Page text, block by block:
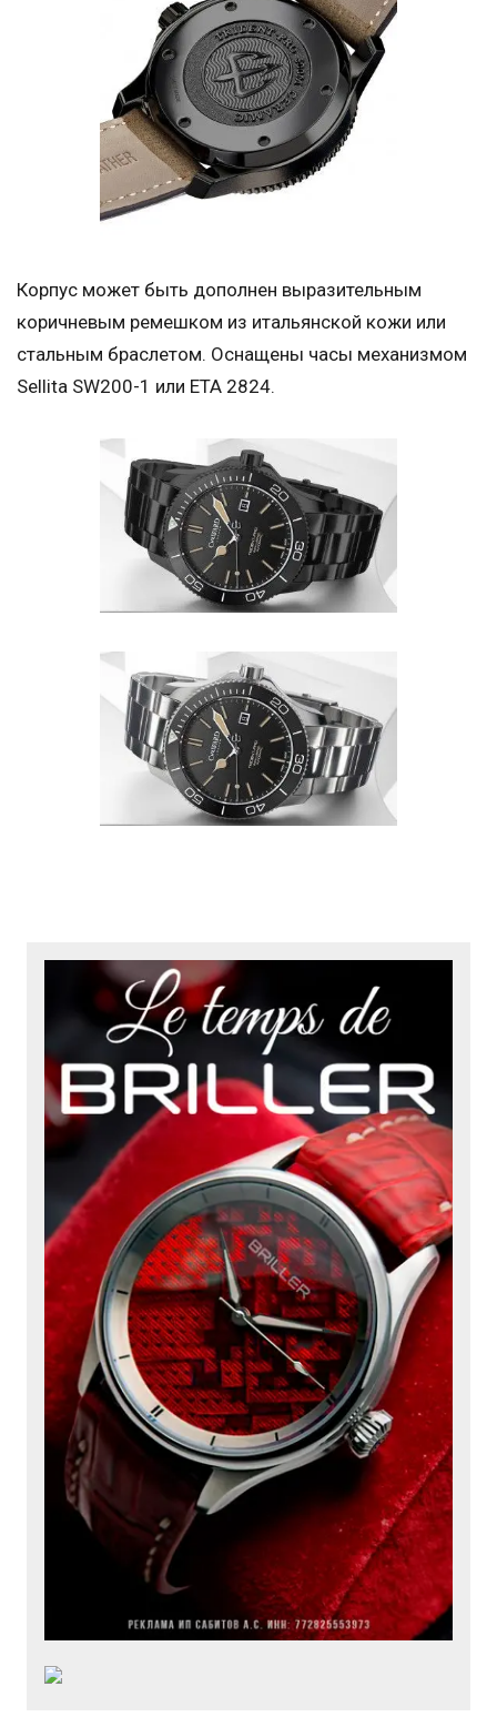
Корпус может быть дополнен выразительным
коричневым ремешком из итальянской кожи или
стальным браслетом. Оснащены часы механизмом
Sellita SW200-1 или ETA 2824.